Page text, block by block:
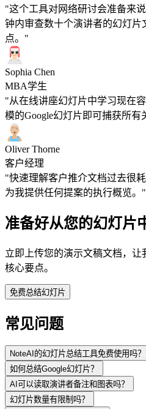
"这个工具对网络研讨会准备来
钟内审查数十个演讲者的幻灯
点。"
Sophia Chen
MBA学生
"从在线讲座幻灯片中学习现在
模的Google幻灯片即可捕获所有
Oliver Thorne
客户经理
"快速理解客户推介文档过去很
为我提供任何提案的执行概览。"
准备好从您的幻灯片
立即上传您的演示文稿文档，
核心要点。
免费总结幻灯片
常见问题
NoteAI的幻灯片总结工具免费使用吗？
如何总结Google幻灯片？
AI可以读取演讲者备注和图表吗？
幻灯片数量有限制吗？